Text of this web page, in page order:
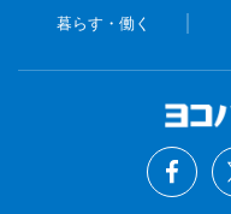
暮らす・働く